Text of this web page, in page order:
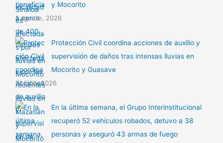
y Mocorito
1 agosto, 2026
Protección Civil coordina acciones de auxilio y
supervisión de daños tras intensas lluvias en
Mocorito y Guasave
31 julio, 2026
En la última semana, el Grupo Interinstitucional
recuperó 52 vehículos robados, detuvo a 38
personas y aseguró 43 armas de fuego